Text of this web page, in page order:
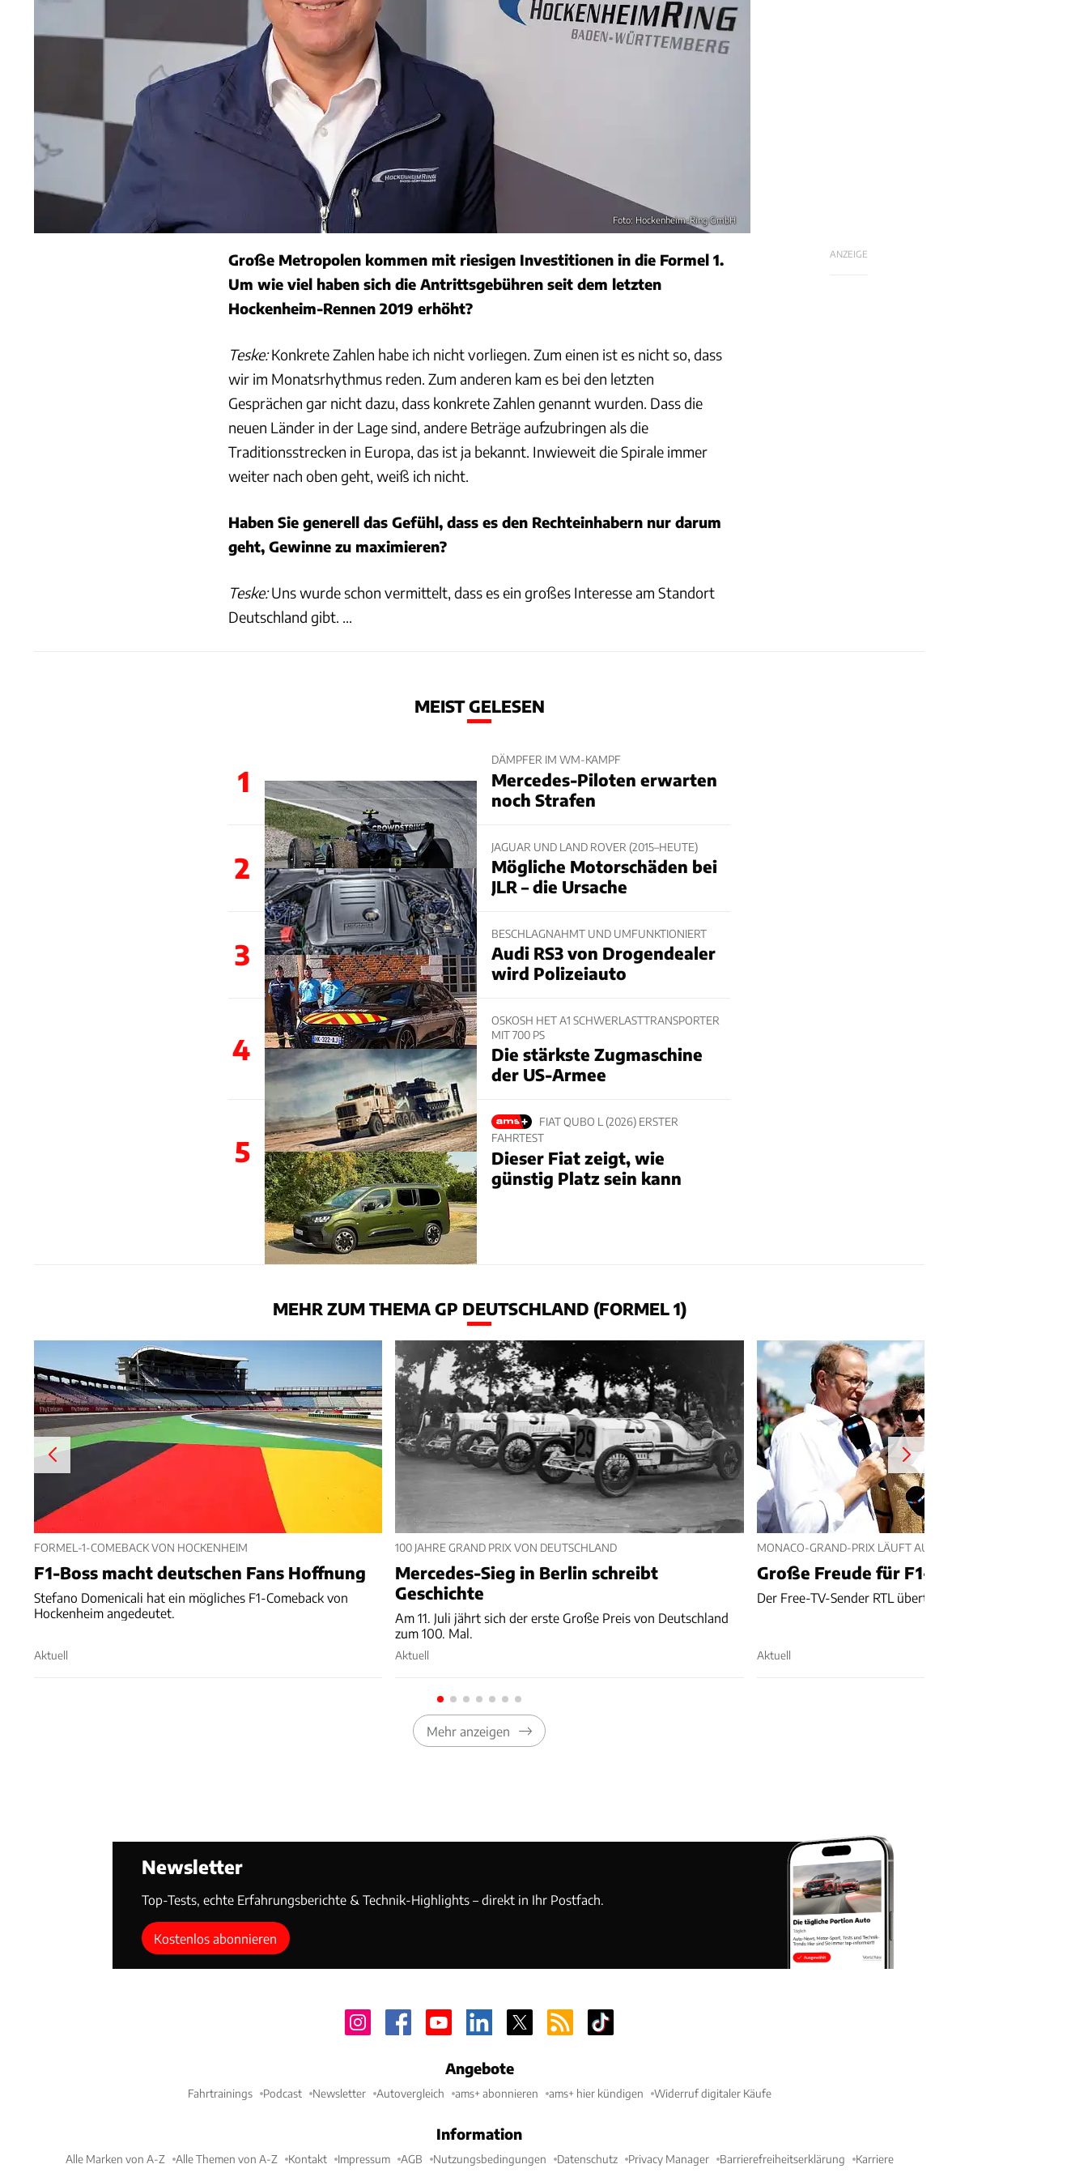
Foto: Hockenheim-Ring GmbH
ANZEIGE
Große Metropolen kommen mit riesigen Investitionen in die Formel 1.
Um wie viel haben sich die Antrittsgebühren seit dem letzten
Hockenheim-Rennen 2019 erhöht?
Teske:Konkrete Zahlen habe ich nicht vorliegen. Zum einen ist es nicht so, dass
wir im Monatsrhythmus reden. Zum anderen kam es bei den letzten
Gesprächen gar nicht dazu, dass konkrete Zahlen genannt wurden. Dass die
neuen Länder in der Lage sind, andere Beträge aufzubringen als die
Traditionsstrecken in Europa, das ist ja bekannt. Inwieweit die Spirale immer
weiter nach oben geht, weiß ich nicht.
Haben Sie generell das Gefühl, dass es den Rechteinhabern nur darum
geht, Gewinne zu maximieren?
Teske:Uns wurde schon vermittelt, dass es ein großes Interesse am Standort
Deutschland gibt. ...
MEIST GELESEN
1
DÄMPFER IM WM-KAMPF
Mercedes-Piloten erwarten
noch Strafen
2
JAGUAR UND LAND ROVER (2015–HEUTE)
Mögliche Motorschäden bei
JLR – die Ursache
3
BESCHLAGNAHMT UND UMFUNKTIONIERT
Audi RS3 von Drogendealer
wird Polizeiauto
4
OSKOSH HET A1 SCHWERLASTTRANSPORTER
MIT 700 PS
Die stärkste Zugmaschine
der US-Armee
5
FIAT QUBO L (2026) ERSTER
FAHRTEST
Dieser Fiat zeigt, wie
günstig Platz sein kann
MEHR ZUM THEMA GP DEUTSCHLAND (FORMEL 1)
FORMEL-1-COMEBACK VON HOCKENHEIM
F1-Boss macht deutschen Fans Hoffnung
Stefano Domenicali hat ein mögliches F1-Comeback von
Hockenheim angedeutet.
Aktuell
100 JAHRE GRAND PRIX VON DEUTSCHLAND
Mercedes-Sieg in Berlin schreibt
Geschichte
Am 11. Juli jährt sich der erste Große Preis von Deutschland
zum 100. Mal.
Aktuell
MONACO-GRAND-PRIX LÄUFT AUF RTL
Große Freude für F1-Fans!
Der Free-TV-Sender RTL überträgt den Monaco-GP live.
Aktuell
Mehr anzeigen
Newsletter
Top-Tests, echte Erfahrungsberichte & Technik-Highlights – direkt in Ihr Postfach.
Kostenlos abonnieren
Angebote
Fahrtrainings Podcast Newsletter Autovergleich ams+ abonnieren ams+ hier kündigen Widerruf digitaler Käufe
Information
Alle Marken von A-Z Alle Themen von A-Z Kontakt Impressum AGB Nutzungsbedingungen Datenschutz Privacy Manager Barrierefreiheitserklärung Karriere